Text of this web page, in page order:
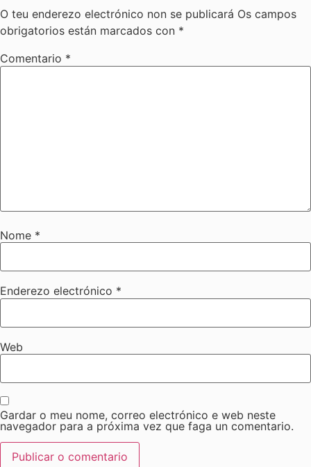
O teu enderezo electrónico non se publicará Os campos
obrigatorios están marcados con *
Comentario *
Nome *
Enderezo electrónico *
Web
Gardar o meu nome, correo electrónico e web neste
navegador para a próxima vez que faga un comentario.